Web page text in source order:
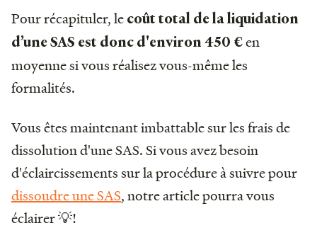
Pour récapituler, le coût total de la liquidation
d’une SAS est donc d'environ 450 €en
moyenne si vous réalisez vous-même les
formalités.
Vous êtes maintenant imbattable sur les frais de
dissolution d'une SAS. Si vous avez besoin
d'éclaircissements sur la procédure à suivre pour
dissoudre une SAS, notre article pourra vous
éclairer 💡!